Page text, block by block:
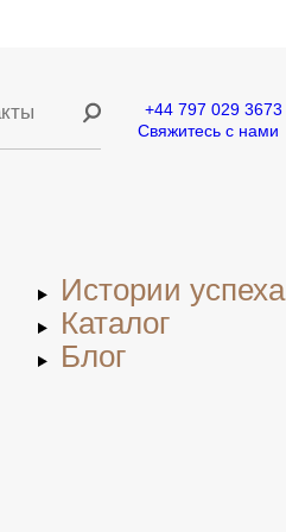
+44 797 029 3673
Свяжитесь с нами
Истории успеха
Каталог
Блог